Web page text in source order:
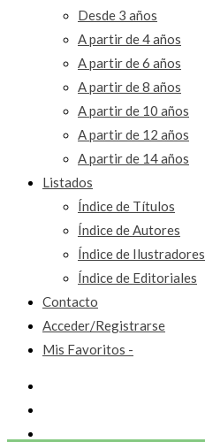
Desde 3 años
A partir de 4 años
A partir de 6 años
A partir de 8 años
A partir de 10 años
A partir de 12 años
A partir de 14 años
Listados
Índice de Títulos
Índice de Autores
Índice de Ilustradores
Índice de Editoriales
Contacto
Acceder/Registrarse
Mis Favoritos -